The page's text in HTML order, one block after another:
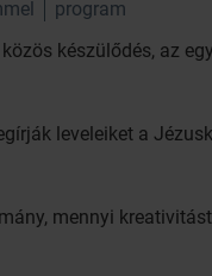
program
készülődés, az
leveleiket a
mennyi